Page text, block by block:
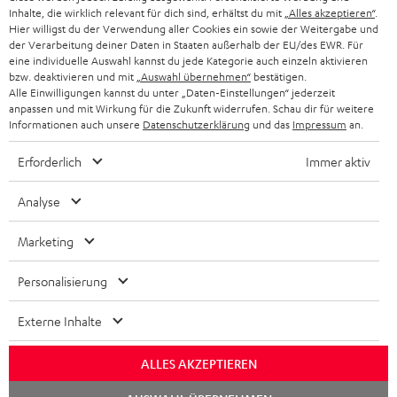
KOPFHÖRER
BLUETOOTH-KOPFHÖRER
STEREOANLAGEN
PARTNERPROGRAMM
BLOG
NEWSLETTER
STORES
DEINE VORTEILE BEI TEUFEL
TEUFEL STORY
UNSER MANAGEMENT
NACHHALTIGKEIT
UNSERE WERTE
NIEDERLANDE
BELGIEN
FRANKREICH
SPANIEN
ITALIEN
USA
Fotos abgebildete Zubehör ist nicht im Lieferumfang enthalten. Etwaige
Entsorgungsgebühren für Batterien sind im Preis inbegriffen.
©2026 Lautsprecher Teufel GmbH - All rights reserved.
Inhalte, die wirklich relevant für dich sind, erhältst du mit „Alles akzeptieren“.
Hier willigst du der Verwendung aller Cookies ein sowie der Weitergabe und
der Verarbeitung deiner Daten in Staaten außerhalb der EU/des EWR. Für
eine individuelle Auswahl kannst du jede Kategorie auch einzeln aktivieren
bzw. deaktivieren und mit „Auswahl übernehmen“ bestätigen.
Alle Einwilligungen kannst du unter „Daten-Einstellungen“ jederzeit
anpassen und mit Wirkung für die Zukunft widerrufen. Schau dir für weitere
Informationen auch unsere Datenschutzerklärung und das Impressum an.
Erforderlich Immer aktiv
Analyse
Marketing
Personalisierung
Externe Inhalte
ALLES AKZEPTIEREN